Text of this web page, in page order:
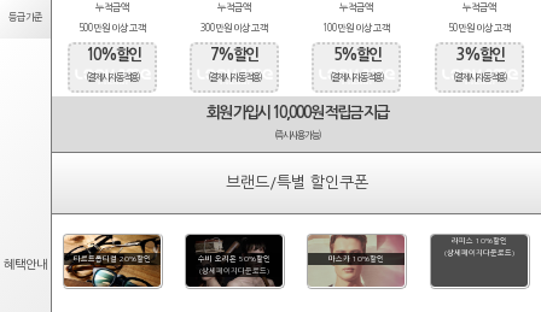
등급기준
누적금액
500만원 이상 고객
누적금액
300만원 이상 고객
누적금액
100만원 이상 고객
누적금액
50만원 이상 고객
혜택안내
10%할인
(결제시 자동적용)
7%할인
(결제시 자동적용)
5%할인
(결제시 자동적용)
3%할인
(결제시 자동적용)
회원 가입시 10,000원 적립금 지급
(즉시사용가능)
브랜드/특별 할인쿠폰
타르트옵티컬 20%할인
수비 오리온 50%할인
(상세페이지다운로드)
마스카 10%할인
라피스 10%할인
(상세페이지다운로드)